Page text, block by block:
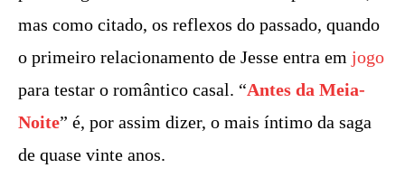
mas como citado, os reflexos do passado, quando
o primeiro relacionamento de Jesse entra em jogo
para testar o romântico casal. “Antes da Meia-
Noite” é, por assim dizer, o mais íntimo da saga
de quase vinte anos.